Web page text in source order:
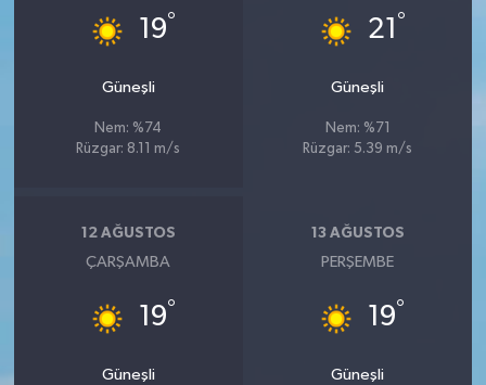
19°
Güneşli
Nem: %74
Rüzgar: 8.11 m/s
21 °
Güneşli
Nem: %71
Rüzgar: 5.39 m/s
12 AĞUSTOS
ÇARŞAMBA
19°
Güneşli
13 AĞUSTOS
PERŞEMBE
19°
Güneşli